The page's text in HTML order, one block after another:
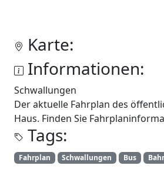
Karte:
Informationen:
Schwallungen
Der aktuelle Fahrplan des
Haus. Finden Sie
Tags:
Fahrplan Schwallungen Bus